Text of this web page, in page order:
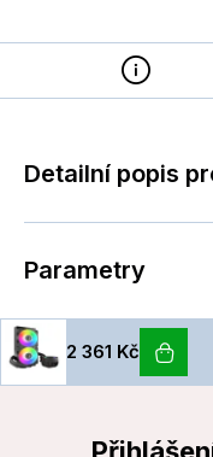
Detailní popis
Parametry
2 361 Kč